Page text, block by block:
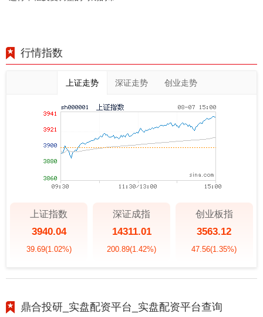
行情指数
上证走势 深证走势 创业走势
上证指数
3940.04
39.69(1.02%)
深证成指
14311.01
200.89(1.42%)
创业板指
3563.12
47.56(1.35%)
鼎合投研_实盘配资平台_实盘配资平台查询